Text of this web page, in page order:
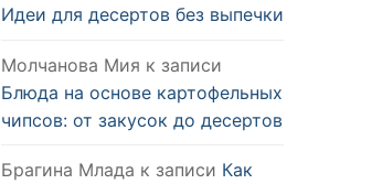
Идеи для десертов без выпечки
Молчанова Мия к записи
Блюда на основе картофельных
чипсов: от закусок до десертов
Брагина Млада к записи Как